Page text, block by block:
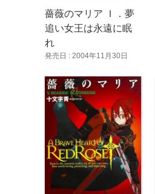
薔薇のマリア Ｉ．夢
追い女王は永遠に眠
れ
発売日 : 2004年11月30日